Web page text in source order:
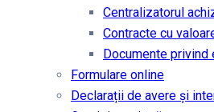
Centralizatorul
Contracte cu
Documente privind
Formulare online
Declarații de avere și